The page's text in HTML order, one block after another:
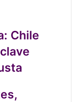
Chile